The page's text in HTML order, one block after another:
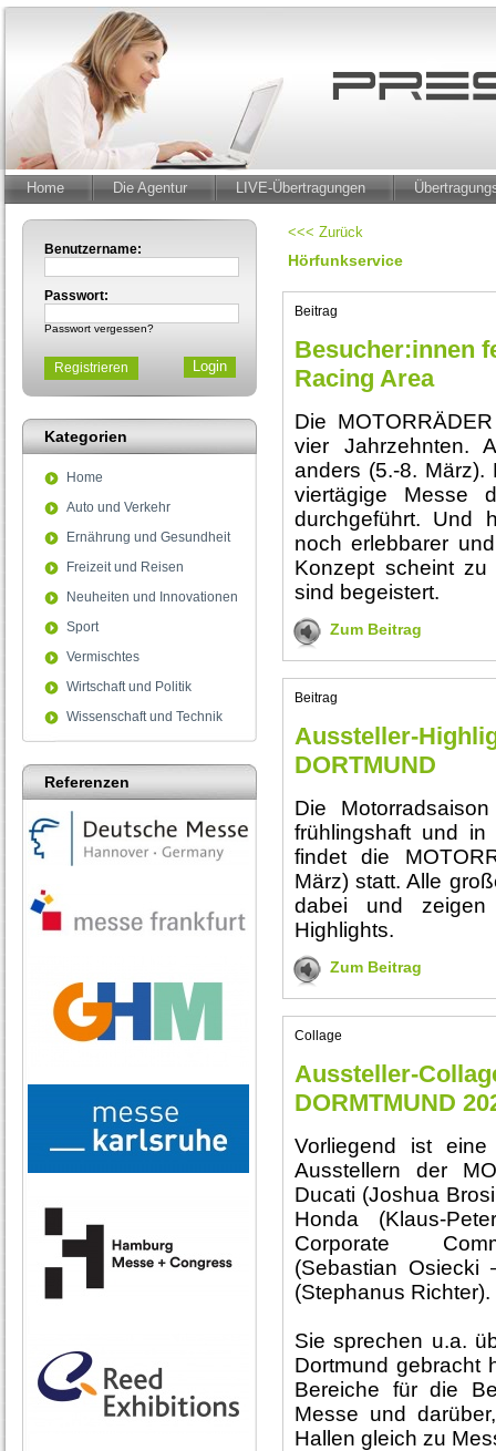
Home Die Agentur LIVE-Übertragungen
Benutzername:
Passwort:
Passwort vergessen?
Registrieren
Kategorien
Home
Auto und Verkehr
Ernährung und Gesundheit
Freizeit und Reisen
Neuheiten und Innovationen
Sport
Vermischtes
Wirtschaft und Politik
Wissenschaft und Technik
Referenzen
<<< Zurück
Hörfunkservice
Beitrag
Besucher:innen
Racing Area
Die
vier Jahrzehnten.
anders (5.-8. März).
viertägige Messe
durchgeführt. Und
noch erlebbarer
Konzept scheint zu
sind begeistert.
Zum Beitrag
Beitrag
Aussteller-
DORTMUND
Die
frühlingshaft und
findet die
März) statt. Alle
dabei und
Highlights.
Zum Beitrag
Collage
Aussteller-
DORMTMUND
Vorliegend ist eine
Ausstellern der
Ducati (Joshua
Honda (Klaus-
Corporate
(Sebastian Osiecki
(Stephanus Richter).
Sie sprechen u.a.
Dortmund gebracht
Bereiche für die
Messe und
Hallen gleich zu